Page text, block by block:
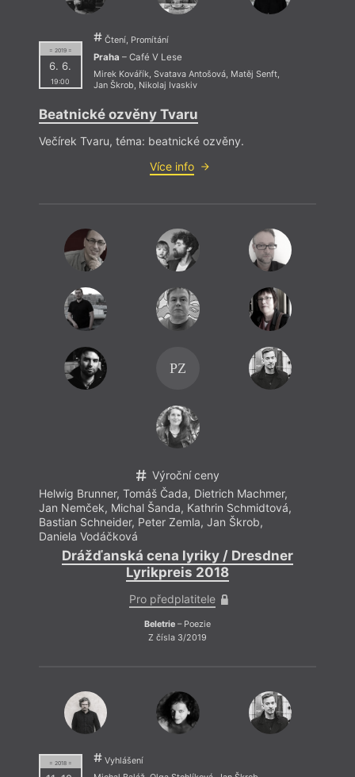
= 2019 =
6. 6.
19:00
Čtení, Promítání
Praha – Café V Lese
Mirek Kovářík,Svatava Antošová, Matěj Senft,
Jan Škrob, Nikolaj Ivaskiv
Beatnické ozvěny Tvaru
Večírek Tvaru, téma: beatnické ozvěny.
Více info
PZ
Výroční ceny
Helwig Brunner,Tomáš Čada, Dietrich Machmer,
Jan Nemček, Michal Šanda, Kathrin Schmidtová,
Bastian Schneider, Peter Zemla,Jan Škrob,
Daniela Vodáčková
Drážďanská cena lyriky / Dresdner
Lyrikpreis 2018
Pro předplatitele
Beletrie – Poezie
Z čísla 3/2019
= 2018 =
Vyhlášení